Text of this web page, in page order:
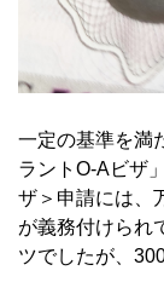
一定の基準を満
ラントO-Aビザ
ザ＞申請には、
が義務付けられ
ツでしたが、